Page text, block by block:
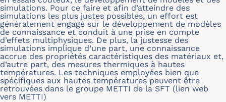
simulations. Pour ce faire et afin d’atteindre des
simulations les plus justes possibles, un effort est
généralement engagé sur le développement de modèles
de connaissance et conduit à une prise en compte
d’effets multiphysiques. De plus, la justesse des
simulations implique d’une part, une connaissance
accrue des propriétés caractéristiques des matériaux et,
d’autre part, des mesures thermiques à hautes
températures. Les techniques employées bien que
spécifiques aux hautes températures peuvent être
retrouvées dans le groupe METTI de la SFT (lien web
vers METTI)